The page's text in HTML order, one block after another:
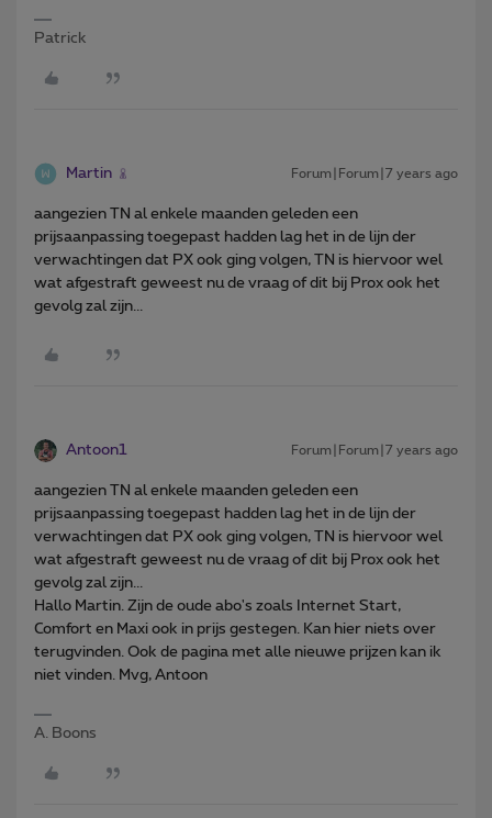
Patrick
Martin Forum|Forum|7 years ago
aangezien TN al enkele maanden geleden een
prijsaanpassing toegepast hadden lag het in de lijn der
verwachtingen dat PX ook ging volgen, TN is hiervoor wel
wat afgestraft geweest nu de vraag of dit bij Prox ook het
gevolg zal zijn...
Antoon1 Forum|Forum|7 years ago
aangezien TN al enkele maanden geleden een
prijsaanpassing toegepast hadden lag het in de lijn der
verwachtingen dat PX ook ging volgen, TN is hiervoor wel
wat afgestraft geweest nu de vraag of dit bij Prox ook het
gevolg zal zijn...
Hallo Martin. Zijn de oude abo's zoals Internet Start,
Comfort en Maxi ook in prijs gestegen. Kan hier niets over
terugvinden. Ook de pagina met alle nieuwe prijzen kan ik
niet vinden. Mvg, Antoon
A. Boons